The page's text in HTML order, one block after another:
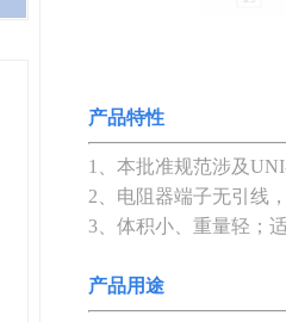
产品特性
1、本批准规范涉及
2、电阻器端子无引线
3、体积小、重量轻；
产品用途